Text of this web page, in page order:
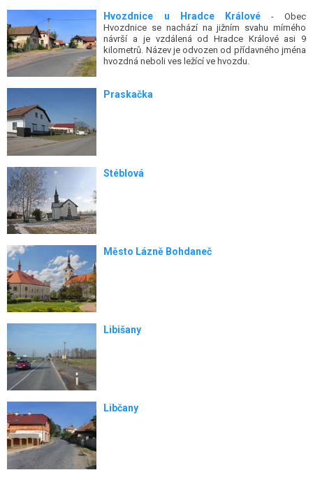
Hvozdnice u Hradce Králové- Obec
Hvozdnice se nachází na jižním svahu mírného
návrší a je vzdálená od Hradce Králové asi 9
kilometrů. Název je odvozen od přídavného jména
hvozdná neboli ves ležící ve hvozdu.
Praskačka
Stéblová
Město Lázně Bohdaneč
Libišany
Libčany